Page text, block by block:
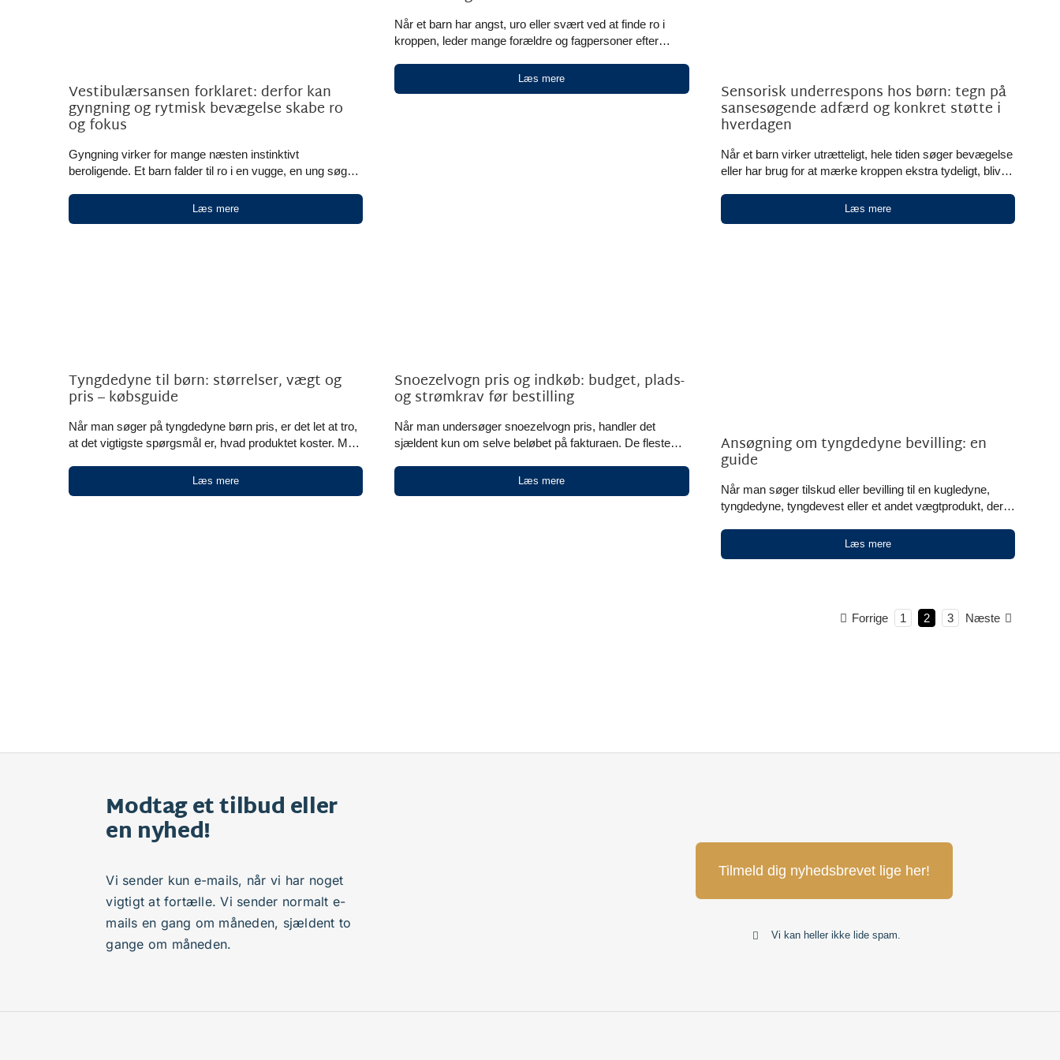
Vestibulærsansen forklaret: derfor kan
gyngning og rytmisk bevægelse skabe ro
og fokus
Gyngning virker for mange næsten instinktivt
beroligende. Et barn falder til ro i en vugge, en ung søger
tryghed i en rolig gyngestol. Det er ikke kun en vane eller
en hyggelig oplevelse. Det hænger tæt sammen med
Læs mere
Når et barn har angst, uro eller svært ved at finde ro i
kroppen, leder mange forældre og fagpersoner efter
mirakelløsning, men som et redskab, der kan gøre
hverdagen lidt mere tryg, mere forudsigelig og mindre
Læs mere
Sensorisk underrespons hos børn: tegn på
sansesøgende adfærd og konkret støtte i
hverdagen
Når et barn virker utrætteligt, hele tiden søger bevægelse
eller har brug for at mærke kroppen ekstra tydeligt, bliver
“for meget energi”. I nogle tilfælde handler det i stedet om
sensorisk underrespons. Sensorisk underrespons
Læs mere
Tyngdedyne til børn: størrelser, vægt og
pris – købsguide
Når man søger på tyngdedyne børn pris, er det let at tro,
at det vigtigste spørgsmål er, hvad produktet koster. Men
størrelse, materiale og ikke mindst den måde, produktet
skal bruges på. For nogle børn handler det om ro ved
Læs mere
Snoezelvogn pris og indkøb: budget, plads-
og strømkrav før bestilling
Når man undersøger snoezelvogn pris, handler det
sjældent kun om selve beløbet på fakturaen. De fleste
skal stå, hvordan den bruges i hverdagen, og hvilke krav
der er til strøm, adgangsforhold og personaleintroduktion.
Læs mere
Ansøgning om tyngdedyne bevilling: en
guide
Når man søger tilskud eller bevilling til en kugledyne,
tyngdedyne, tyngdevest eller et andet vægtprodukt, der
man hurtigt et system med mange begreber og flere
myndigheder. Det kan føles uklart, især hvis behovet
Læs mere
Forrige 1 2 3 Næste
Modtag et tilbud eller
en nyhed!
Vi sender kun e-mails, når vi har noget
vigtigt at fortælle. Vi sender normalt e-
mails en gang om måneden, sjældent to
gange om måneden.
Tilmeld dig nyhedsbrevet lige her!
Vi kan heller ikke lide spam.